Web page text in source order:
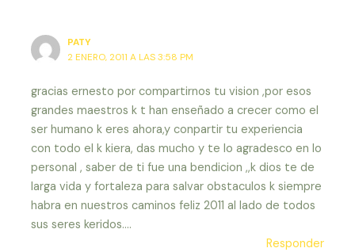
PATY
2 ENERO, 2011 A LAS 3:58 PM
gracias ernesto por compartirnos tu vision ,por esos
grandes maestros k t han enseñado a crecer como el
ser humano k eres ahora,y conpartir tu experiencia
con todo el k kiera, das mucho y te lo agradesco en lo
personal , saber de ti fue una bendicion ,,k dios te de
larga vida y fortaleza para salvar obstaculos k siempre
habra en nuestros caminos feliz 2011 al lado de todos
sus seres keridos….
Responder